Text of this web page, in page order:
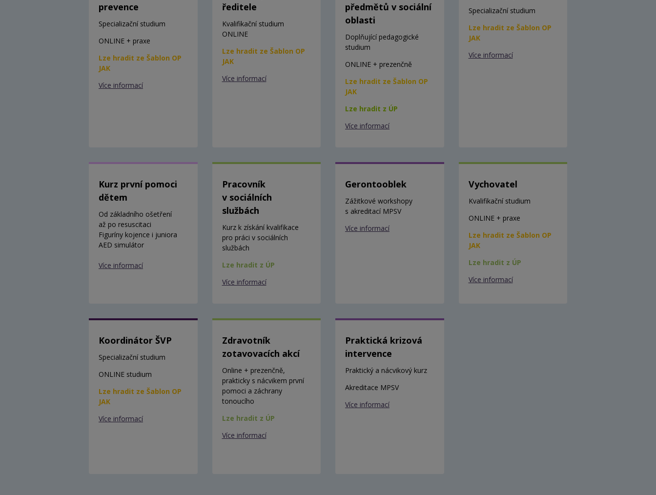
prevence
Specializační studium
ONLINE + praxe
Lze hradit ze Šablon OP
JAK
Více informací
ředitele
Kvalifikační studium
ONLINE
Lze hradit ze Šablon OP
JAK
Více informací
předmětů v sociální
oblasti
Doplňující pedagogické
studium
ONLINE + prezenčně
Lze hradit ze Šablon OP
JAK
Lze hradit z ÚP
Více informací
Specializační studium
Lze hradit ze Šablon OP
JAK
Více informací
Kurz první pomoci
dětem
Od základního ošetření
až po resuscitaci
Figuríny kojence i juniora
AED simulátor
Více informací
Pracovník
v sociálních
službách
Kurz k získání kvalifikace
pro práci v sociálních
službách
Lze hradit z ÚP
Více informací
Gerontooblek
Zážitkové workshopy
s akreditací MPSV
Více informací
Vychovatel
Kvalifikační studium
ONLINE + praxe
Lze hradit ze Šablon OP
JAK
Lze hradit z ÚP
Více informací
Koordinátor ŠVP
Specializační studium
ONLINE studium
Lze hradit ze Šablon OP
JAK
Více informací
Zdravotník
zotavovacích akcí
Online + prezenčně,
prakticky s nácvikem první
pomoci a záchrany
tonoucího
Lze hradit z ÚP
Více informací
Praktická krizová
intervence
Praktický a nácvikový kurz
Akreditace MPSV
Více informací